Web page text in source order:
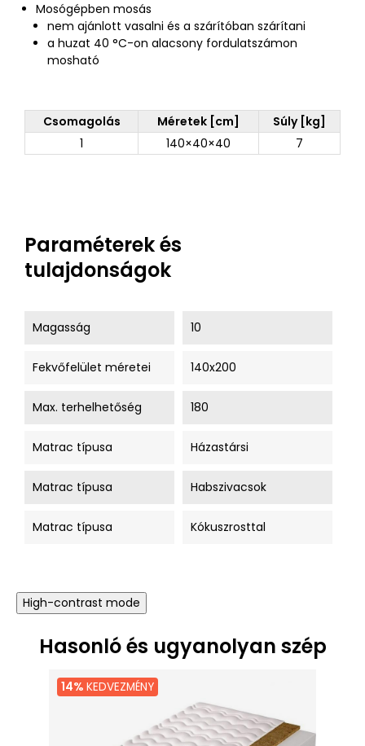
Mosógépben mosás
nem ajánlott vasalni és a szárítóban szárítani
a huzat 40 °C-on alacsony fordulatszámon
mosható
Csomagolás Méretek [cm]
Súly [kg]
1
140×40×40 7
Paraméterek és
tulajdonságok
Magasság 10
Fekvőfelület méretei 140x200
Max. terhelhetőség 180
Matrac típusa Házastársi
Matrac típusa Habszivacsok
Matrac típusa Kókuszrosttal
High-contrast mode
Hasonló és ugyanolyan szép
14% KEDVEZMÉNY